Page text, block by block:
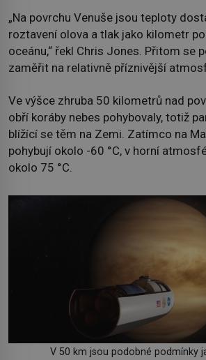
„Na povrchu Venuše jsou teploty
roztavení olova a tlak jako kilometr
oceánu,“ řekl Chris Jones. Přitom se
zaměřit na relativně příznivější
Ve výšce zhruba 50 kilometrů nad
obří koráby nebes pohybovaly, totiž
blížící se těm na Zemi. Zatímco na
pohybují okolo -60 °C, v horní
okolo 75 °C.
V 50 km jsou podobné podmínky